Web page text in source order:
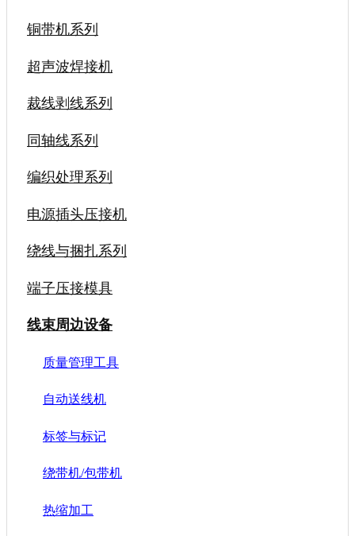
铜带机系列
超声波焊接机
裁线剥线系列
同轴线系列
编织处理系列
电源插头压接机
绕线与捆扎系列
端子压接模具
线束周边设备
质量管理工具
自动送线机
标签与标记
绕带机/包带机
热缩加工